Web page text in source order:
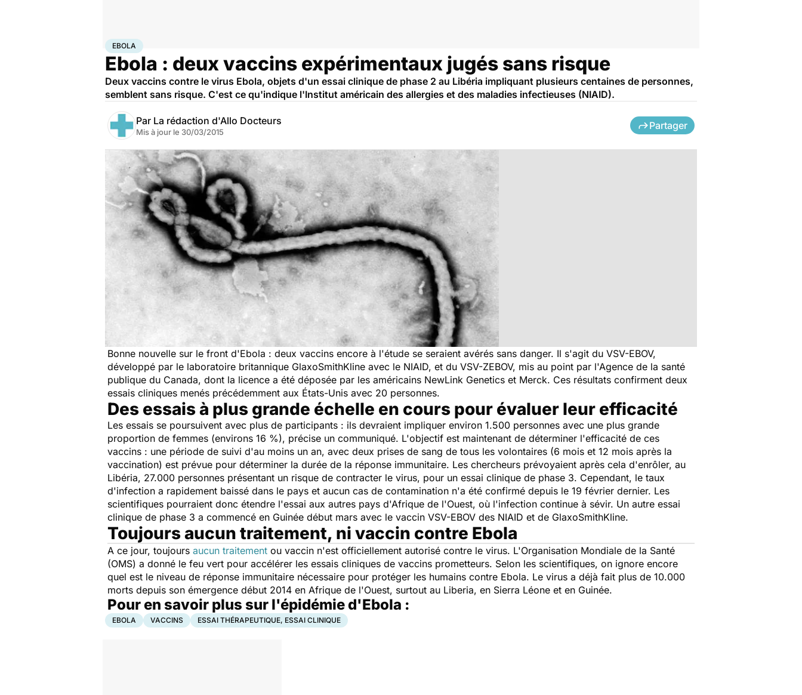
Accueil Santé
EBOLA
Ebola : deux vaccins expérimentaux jugés sans risque
Deux vaccins contre le virus Ebola, objets d'un essai clinique de phase 2 au Libéria impliquant plusieurs centaines de personnes,
semblent sans risque. C'est ce qu'indique l'Institut américain des allergies et des maladies infectieuses (NIAID).
Par La rédaction d'Allo Docteurs
Mis à jour le 30/03/2015
Partager
Bonne nouvelle sur le front d'Ebola : deux vaccins encore à l'étude se seraient avérés sans danger. Il s'agit du VSV-EBOV,
développé par le laboratoire britannique GlaxoSmithKline avec le NIAID, et du VSV-ZEBOV, mis au point par l'Agence de la santé
publique du Canada, dont la licence a été déposée par les américains NewLink Genetics et Merck. Ces résultats confirment deux
essais cliniques menés précédemment aux États-Unis avec 20 personnes.
Des essais à plus grande échelle en cours pour évaluer leur efficacité
Les essais se poursuivent avec plus de participants : ils devraient impliquer environ 1.500 personnes avec une plus grande
proportion de femmes (environs 16 %), précise un communiqué. L'objectif est maintenant de déterminer l'efficacité de ces
vaccins : une période de suivi d'au moins un an, avec deux prises de sang de tous les volontaires (6 mois et 12 mois après la
vaccination) est prévue pour déterminer la durée de la réponse immunitaire. Les chercheurs prévoyaient après cela d'enrôler, au
Libéria, 27.000 personnes présentant un risque de contracter le virus, pour un essai clinique de phase 3. Cependant, le taux
d'infection a rapidement baissé dans le pays et aucun cas de contamination n'a été confirmé depuis le 19 février dernier. Les
scientifiques pourraient donc étendre l'essai aux autres pays d'Afrique de l'Ouest, où l'infection continue à sévir. Un autre essai
clinique de phase 3 a commencé en Guinée début mars avec le vaccin VSV-EBOV des NIAID et de GlaxoSmithKline.
Toujours aucun traitement, ni vaccin contre Ebola
A ce jour, toujours aucun traitement ou vaccin n'est officiellement autorisé contre le virus. L'Organisation Mondiale de la Santé
(OMS) a donné le feu vert pour accélérer les essais cliniques de vaccins prometteurs. Selon les scientifiques, on ignore encore
quel est le niveau de réponse immunitaire nécessaire pour protéger les humains contre Ebola. Le virus a déjà fait plus de 10.000
morts depuis son émergence début 2014 en Afrique de l'Ouest, surtout au Liberia, en Sierra Léone et en Guinée.
Pour en savoir plus sur l'épidémie d'Ebola :
EBOLA VACCINS ESSAI THÉRAPEUTIQUE, ESSAI CLINIQUE